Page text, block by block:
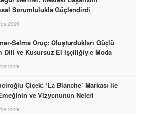
Sorumlulukla Güçlendirdi
2026
Selma Oruç: Oluşturdukları Güçlü
Dili ve Kusursuz El İşçiliğiyle Moda
2026
Çiçek: ‘La Blanche’ Markası ile
ve Vizyonunun Neleri
2026